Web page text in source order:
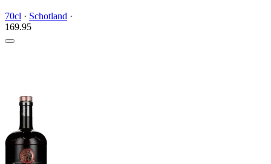
70cl · Schotland ·
169.95